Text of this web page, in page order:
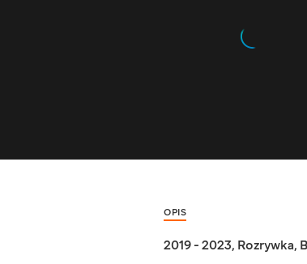
OPIS
2019 - 2023, Rozrywka,